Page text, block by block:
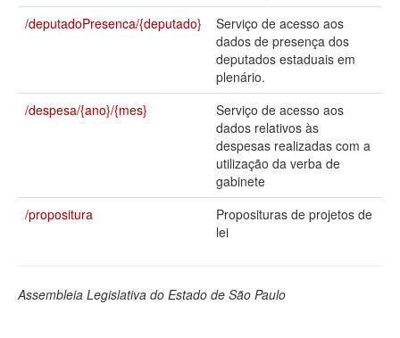
Legislação
Perguntas frequentes
/deputadoPresenca/{deputado}
Serviço de acesso aos
dados de presença dos
deputados estaduais em
plenário.
/despesa/{ano}/{mes}
Serviço de acesso aos
dados relativos às
despesas realizadas com a
utilização da verba de
gabinete
/propositura
Proposituras de projetos de
lei
Assembleia Legislativa do Estado de São Paulo